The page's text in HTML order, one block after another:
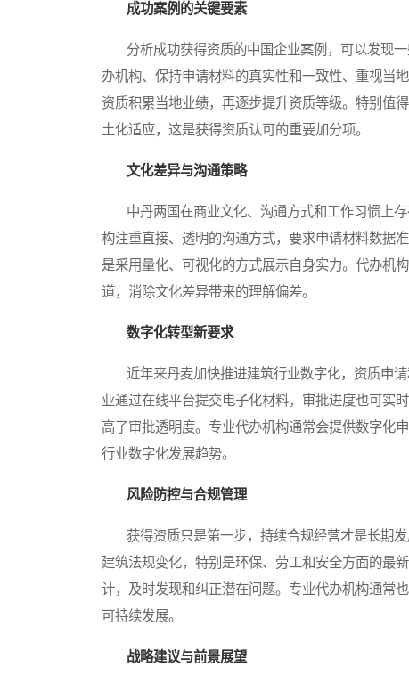
成功案例的关键要素
分析成功获得资质的中国企业案例，可以发现一
办机构、保持申请材料的真实性和一致性、重视当
资质积累当地业绩，再逐步提升资质等级。特别值
土化适应，这是获得资质认可的重要加分项。
文化差异与沟通策略
中丹两国在商业文化、沟通方式和工作习惯上存
构注重直接、透明的沟通方式，要求申请材料数据
是采用量化、可视化的方式展示自身实力。代办机
道，消除文化差异带来的理解偏差。
数字化转型新要求
近年来丹麦加快推进建筑行业数字化，资质申请
业通过在线平台提交电子化材料，审批进度也可实
高了审批透明度。专业代办机构通常会提供数字化
行业数字化发展趋势。
风险防控与合规管理
获得资质只是第一步，持续合规经营才是长期发
建筑法规变化，特别是环保、劳工和安全方面的最
计，及时发现和纠正潜在问题。专业代办机构通常
可持续发展。
战略建议与前景展望